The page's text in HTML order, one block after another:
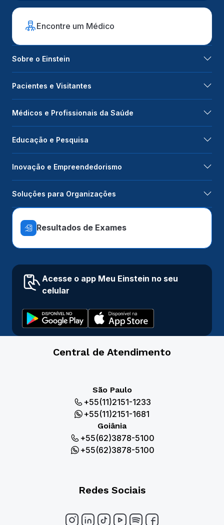
Encontre um Médico
Sobre o Einstein
Pacientes e Visitantes
Médicos e Profissionais da Saúde
Educação e Pesquisa
Inovação e Empreendedorismo
Soluções para Organizações
Resultados de Exames
Acesse o app Meu Einstein no seu
celular
Central de Atendimento
São Paulo
+55(11)2151-1233
+55(11)2151-1681
Goiânia
+55(62)3878-5100
+55(62)3878-5100
Redes Sociais